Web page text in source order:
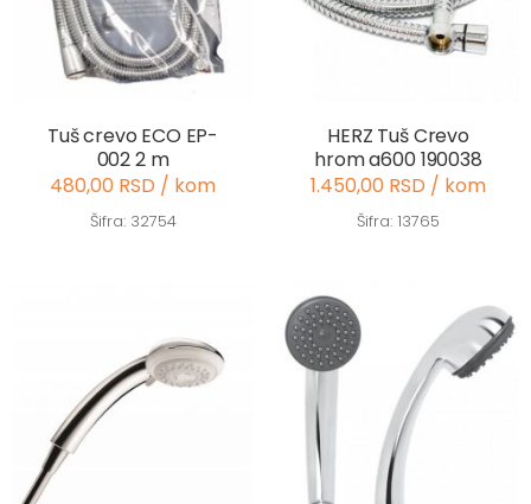
Tuš crevo ECO EP-
002 2 m
480,00 RSD / kom
Šifra: 32754
HERZ Tuš Crevo
hrom a600 190038
1.450,00 RSD / kom
Šifra: 13765